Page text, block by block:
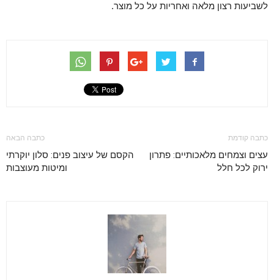
לשביעות רצון מלאה ואחריות על כל מוצר.
כתבה קודמת
עצים וצמחים מלאכותיים: פתרון
ירוק לכל חלל
כתבה הבאה
הקסם של עיצוב פנים: סלון יוקרתי
ומיטות מעוצבות